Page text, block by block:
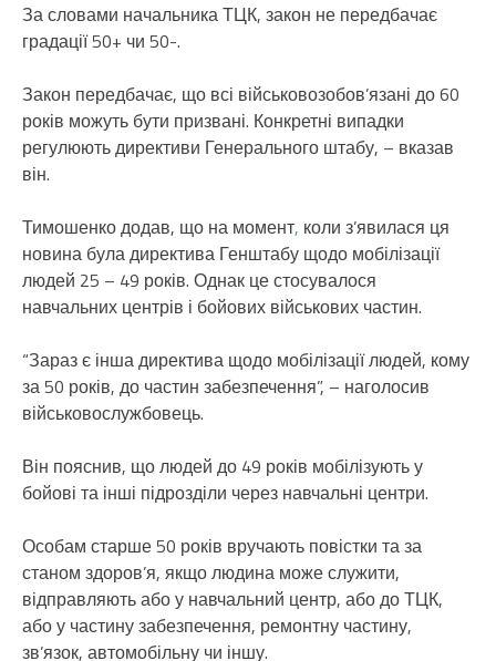
За словами начальника ТЦК, закон не передбачає
градації 50+ чи 50-.
Закон передбачає, що всі військовозобов’язані до 60
років можуть бути призвані. Конкретні випадки
регулюють директиви Генерального штабу, – вказав
він.
Тимошенко додав, що на момент, коли з’явилася ця
новина була директива Генштабу щодо мобілізації
людей 25 – 49 років. Однак це стосувалося
навчальних центрів і бойових військових частин.
“Зараз є інша директива щодо мобілізації людей, кому
за 50 років, до частин забезпечення”, – наголосив
військовослужбовець.
Він пояснив, що людей до 49 років мобілізують у
бойові та інші підрозділи через навчальні центри.
Особам старше 50 років вручають повістки та за
станом здоров’я, якщо людина може служити,
відправляють або у навчальний центр, або до ТЦК,
або у частину забезпечення, ремонтну частину,
зв’язок, автомобільну чи іншу.